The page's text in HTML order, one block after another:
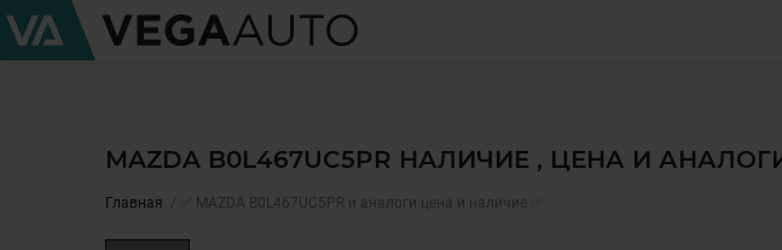
MAZDA B0L467UC5PR НАЛИЧИЕ , ЦЕНА И
Главная ✅ MAZDA B0L467UC5PR и аналоги цена и наличие ✅